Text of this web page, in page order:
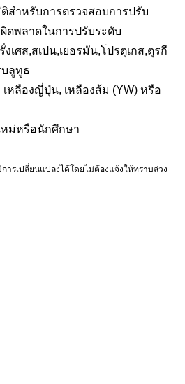
สำหรับการตรวจสอบการปรับ
ดพลาดในการปรับระดับ
เศส,สเปน,เยอรมัน,โปรตุเกส,ตุรกี
บลูทูธ
หลืองญี่ปุ่น, เหลืองส้ม (YW) หรือ
หม่หรือนักศึกษา
ารเปลี่ยนแปลงได้โดยไม่ต้องแจ้งให้ทราบล่วง